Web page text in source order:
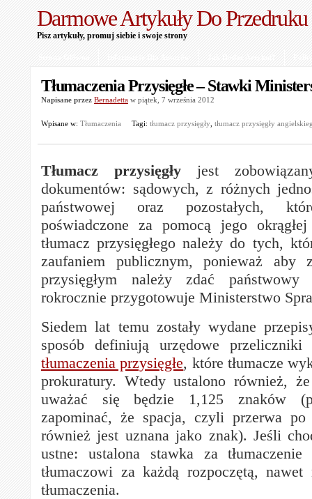
Darmowe Artykuły Do Przedruku
Pisz artykuły, promuj siebie i swoje strony
Tłumaczenia Przysięgłe – Stawki
Napisane przez Bernadetta w piątek, 7 września 2012
Wpisane w: Tłumaczenia Tagi: tłumacz przysięgły tłumacz przysięgły
Tłumacz przysięgły jest
dokumentów: sądowych, z różnych
państwowej oraz pozostałych,
poświadczone za pomocą jego
tłumacz przysięgłego należy do tych,
zaufaniem publicznym, ponieważ aby
przysięgłym należy zdać państwowy
rokrocznie przygotowuje Ministerstwo
Siedem lat temu zostały wydane
sposób definiują urzędowe przeliczniki
tłumaczenia przysięgłe, które tłumacze
prokuratury. Wtedy ustalono również, że
uważać się będzie 1,125 znaków
zapominać, że spacja, czyli przerwa po
również jest uznana jako znak). Jeśli
ustne: ustalona stawka za
tłumaczowi za każdą rozpoczętą, nawet
tłumaczenia.